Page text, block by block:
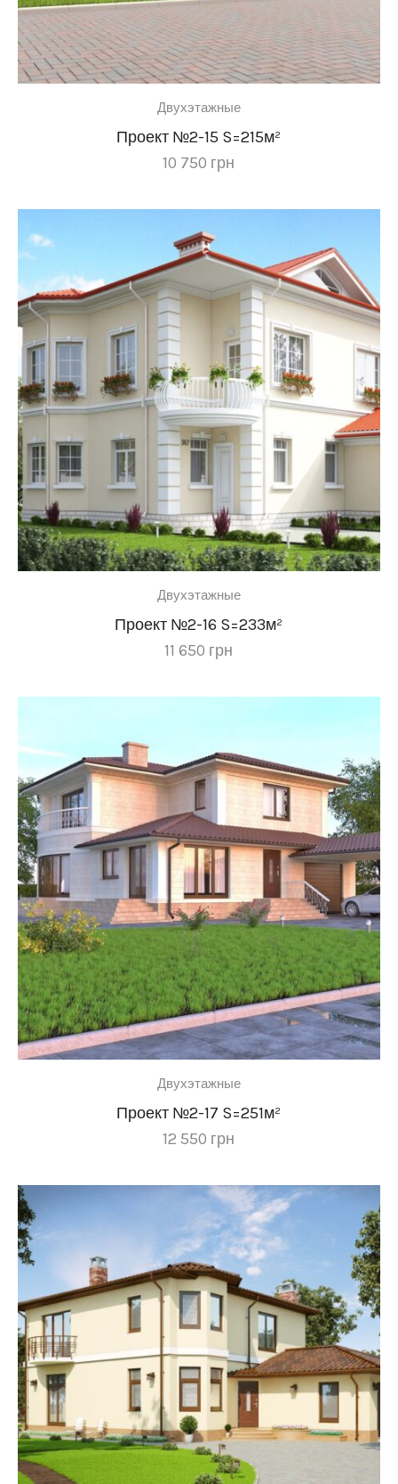
Двухэтажные
Проект №2-15 S=215м²
10 750 грн
Двухэтажные
Проект №2-16 S=233м²
11 650 грн
Двухэтажные
Проект №2-17 S=251м²
12 550 грн